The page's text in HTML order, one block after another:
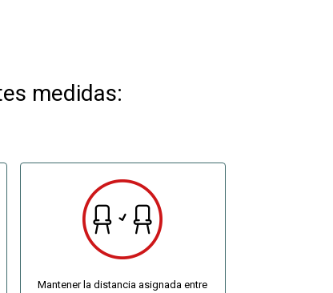
medidas:
Mantener la distancia asignada entre